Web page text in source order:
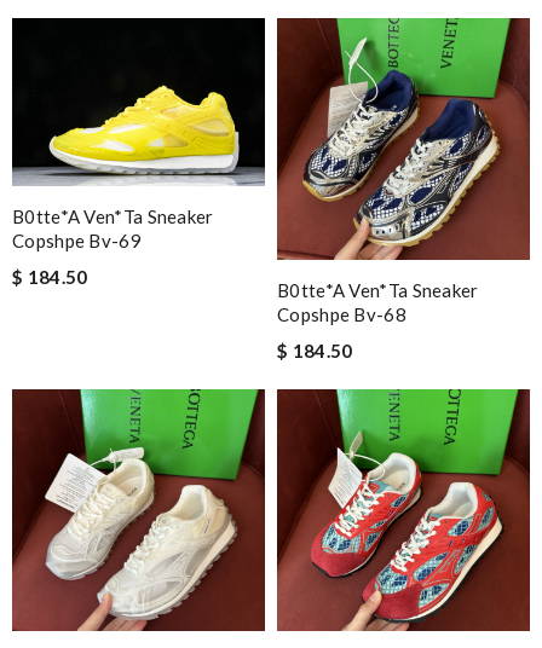
B0tte*a Ven*ta Sneaker
Copshpe Bv-69
$ 184.50
B0tte*a Ven*ta Sneaker
Copshpe Bv-68
$ 184.50